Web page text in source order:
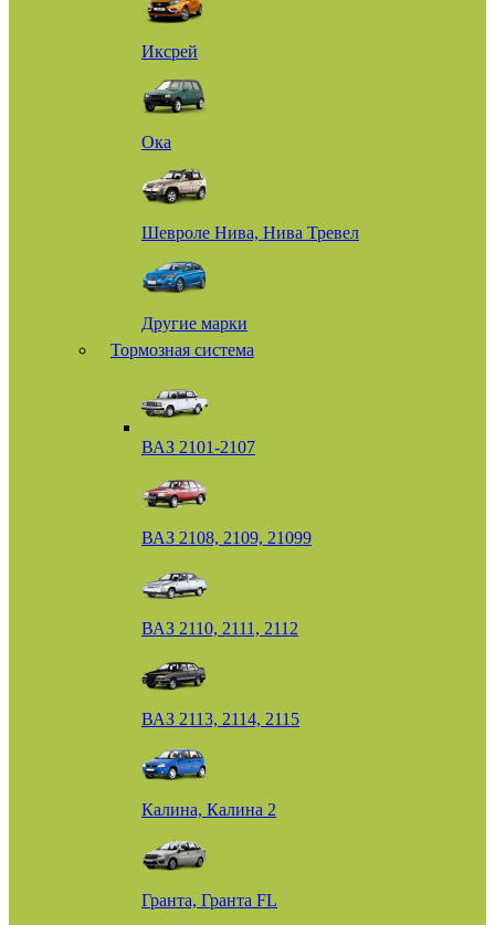
Иксрей
Ока
Шевроле Нива, Нива Тревел
Другие марки
Тормозная система
ВАЗ 2101-2107
ВАЗ 2108, 2109, 21099
ВАЗ 2110, 2111, 2112
ВАЗ 2113, 2114, 2115
Калина, Калина 2
Гранта, Гранта FL